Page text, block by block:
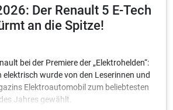
Der Renault 5 E-Tech
an die Spitze!
bei der Premiere der „Elektrohelden“:
elektrisch wurde von den Leserinnen und
Elektroautomobil zum beliebtesten
Jahres gewählt.